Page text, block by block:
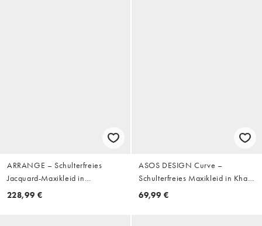
ARRANGE – Schulterfreies
Jacquard-Maxikleid in
Buttermilchgelb mit Korsettdetail
228,99 €
ASOS DESIGN Curve –
Schulterfreies Maxikleid in Khaki
mit Wickeloberteil und Schleppe
69,99 €